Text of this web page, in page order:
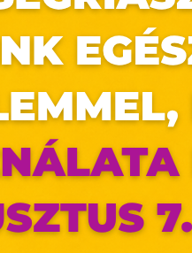
sütiket használ
„cookie"-kat (továbbiakban
információt tárolnak webes